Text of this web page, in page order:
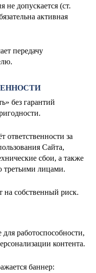
не допускается (ст.
активная
передачу
без гарантий
ответственности за
Сайта,
сбои, а также
третьими лицами.
на собственный риск.
работоспособности,
контента.
баннер: